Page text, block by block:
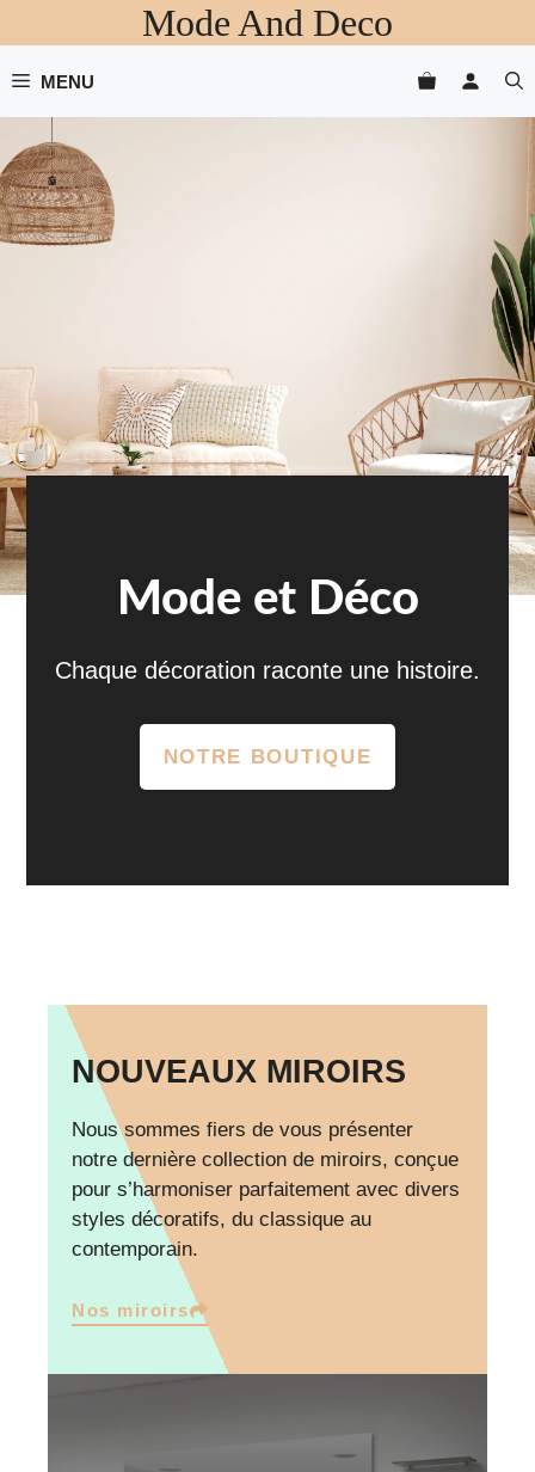
au
contenu
Mode And Deco
MENU
Mode et Déco
Chaque décoration raconte une histoire.
NOTRE BOUTIQUE
NOUVEAUX MIROIRS
Nous sommes fiers de vous présenter
notre dernière collection de miroirs, conçue
pour s’harmoniser parfaitement avec divers
styles décoratifs, du classique au
contemporain.
Nos miroirs